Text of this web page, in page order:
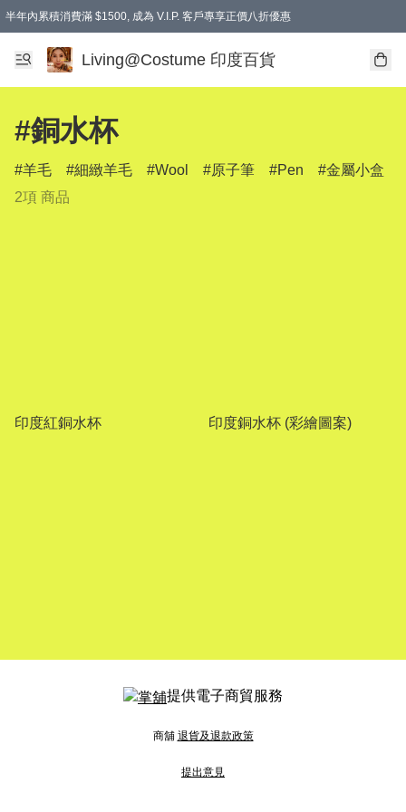
半年內累積消費滿 $1500, 成為 V.I.P. 客戶專享正價八折優惠
滿$600免本地運費
Living@Costume 印度百貨
#銅水杯
羊毛 細緻羊毛 Wool 原子筆 Pen
金屬小盒
2項 商品
印度紅銅水杯 印度銅水杯 (彩繪圖案)
提供電子商貿服務
商舖 退貨及退款政策
提出意見